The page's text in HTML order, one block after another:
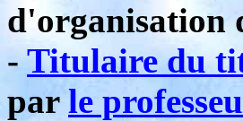
d'organisation
-Titulaire du
par le